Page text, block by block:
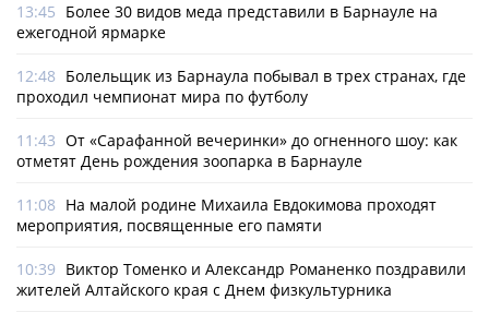
13:45 Более 30 видов меда представили в Барнауле на
ежегодной ярмарке
12:48 Болельщик из Барнаула побывал в трех странах, где
проходил чемпионат мира по футболу
11:43 От «Сарафанной вечеринки» до огненного шоу: как
отметят День рождения зоопарка в Барнауле
11:08 На малой родине Михаила Евдокимова проходят
мероприятия, посвященные его памяти
10:39 Виктор Томенко и Александр Романенко поздравили
жителей Алтайского края с Днем физкультурника